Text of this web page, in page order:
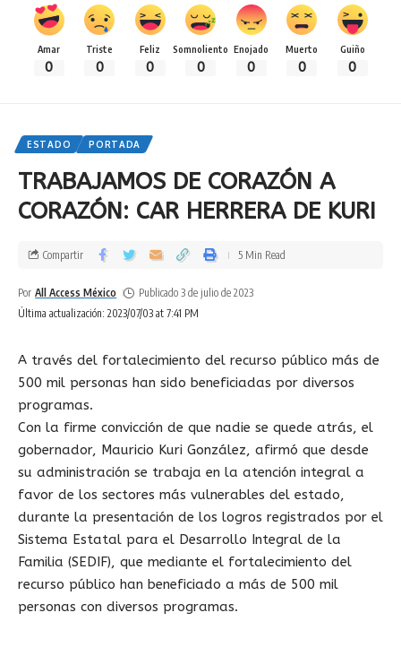
Amar
0
Triste
0
Feliz
0
Somnoliento
0
Enojado
0
Muerto
0
Guiño
0
ESTADO PORTADA
TRABAJAMOS DE CORAZÓN A
CORAZÓN: CAR HERRERA DE KURI
Última actualización: 2023/07/03 at 7:41 PM
Por All Access México Publicado 3 de julio de 2023
Compartir 5 Min Read
A través del fortalecimiento del recurso público más de
500 mil personas han sido beneficiadas por diversos
programas.
Con la firme convicción de que nadie se quede atrás, el
gobernador, Mauricio Kuri González, afirmó que desde
su administración se trabaja en la atención integral a
favor de los sectores más vulnerables del estado,
durante la presentación de los logros registrados por el
Sistema Estatal para el Desarrollo Integral de la
Familia (SEDIF), que mediante el fortalecimiento del
recurso público han beneficiado a más de 500 mil
personas con diversos programas.